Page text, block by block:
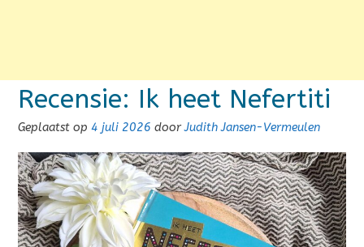
Recensie: Ik heet Nefertiti
Geplaatst op 4 juli 2026 doorJudith Jansen-Vermeulen